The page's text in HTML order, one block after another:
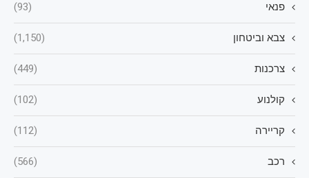
פנאי (93)
צבא וביטחון (1,150)
צרכנות (449)
קולנוע (102)
קריירה (112)
רכב (566)